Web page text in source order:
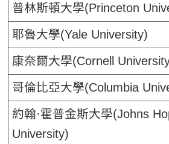
普林斯頓大學(Princeton
耶魯大學(Yale University)
康奈爾大學(Cornell
哥倫比亞大學(Columbia
約翰·霍普金斯大學(Johns
University)